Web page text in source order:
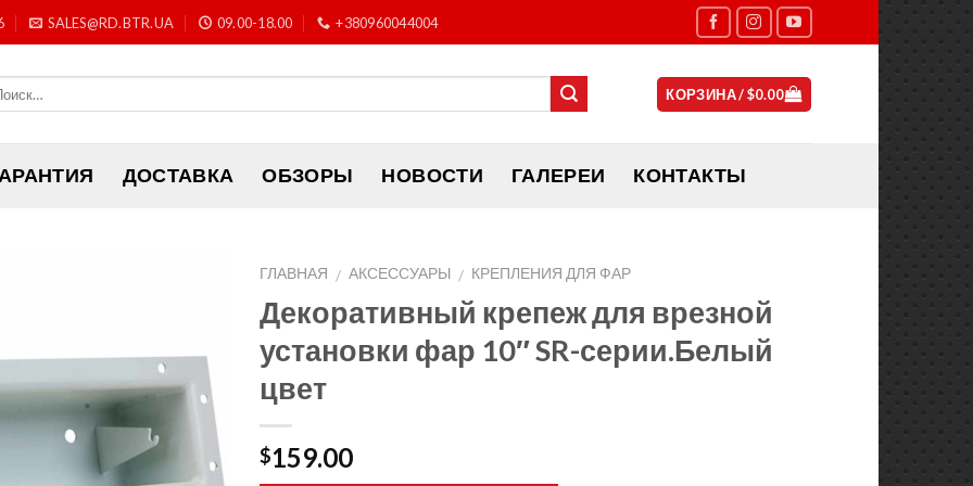
SALES@RD.BTR.UA 09.00-18.00 +380960044004
КОРЗИНА /$0.00
ДОСТАВКА ОБЗОРЫ НОВОСТИ ГАЛЕРЕИ КОНТАКТЫ
ГЛАВНАЯ / АКСЕССУАРЫ / КРЕПЛЕНИЯ ДЛЯ ФАР
Декоративный крепеж для врезной
установки фар 10″ SR-серии.Белый
цвет
$159.00